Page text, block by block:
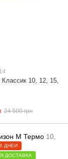
14
Классик 10, 12, 15,
24 500 грн
ДНЕЙ
ДОСТАВКА